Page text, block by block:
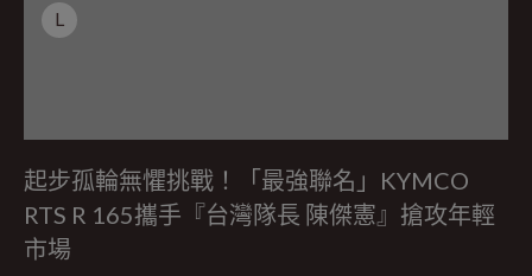
L
起步孤輪無懼挑戰！「最強聯名」KYMCO
RTS R 165攜手『台灣隊長 陳傑憲』搶攻年輕
市場